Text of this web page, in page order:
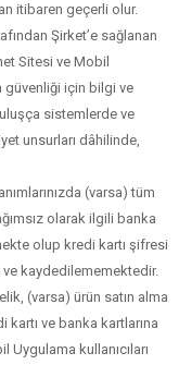
itibaren geçerli olur.
Şirket’e sağlanan
Sitesi ve Mobil
güvenliği için bilgi ve
sistemlerde ve
unsurları dâhilinde,
(varsa) tüm
olarak ilgili banka
olup kredi kartı şifresi
kaydedilememektedir.
(varsa) ürün satın alma
ve banka kartlarına
kullanıcıları